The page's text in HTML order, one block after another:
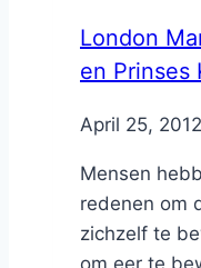
London
en Prinses
ByNicole
April 25, 2012
Mensen
redenen om
zichzelf te
om eer te